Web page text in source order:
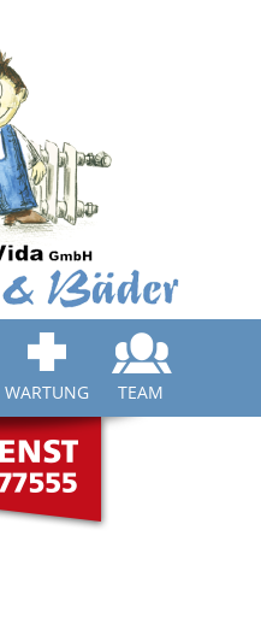
Navigation
überspringen
WARTUNG TEAM